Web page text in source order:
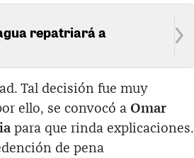
repatriará a
Tal decisión fue muy
ello, se convocó a Omar
para que rinda explicaciones.
de pena